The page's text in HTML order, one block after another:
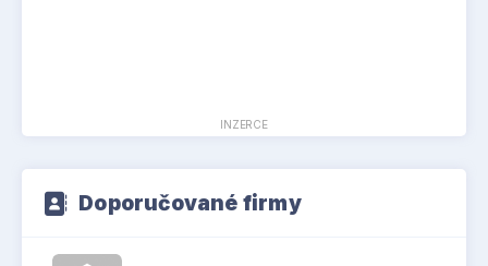
INZERCE
Doporučované firmy